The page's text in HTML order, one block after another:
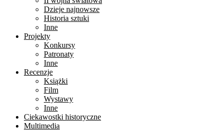
Dzieje najnowsze
Historia sztuki
Inne
Projekty
Konkursy
Patronaty
Inne
Recenzje
Książki
Film
Wystawy
Inne
Ciekawostki historyczne
Multimedia